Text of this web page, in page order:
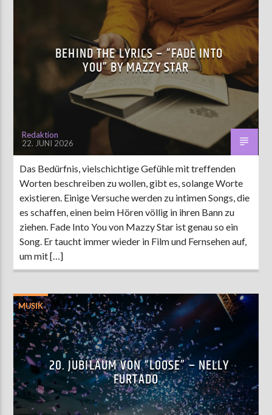
BEHIND THE LYRICS – “FADE INTO
YOU” BY MAZZY STAR
Redaktion
22. JUNI 2026
Das Bedürfnis, vielschichtige Gefühle mit treffenden
Worten beschreiben zu wollen, gibt es, solange Worte
existieren. Einige Versuche werden zu intimen Songs, die
es schaffen, einen beim Hören völlig in ihren Bann zu
ziehen. Fade Into You von Mazzy Star ist genau so ein
Song. Er taucht immer wieder in Film und Fernsehen auf,
um mit […]
MUSIK
20. JUBILÄUM VON “LOOSE” – NELLY
FURTADO